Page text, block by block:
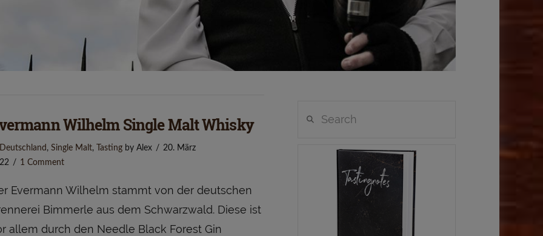
Wilhelm Single Malt Whisky
Deutschland , Single Malt, Tastingby Alex
20. März
1 Comment
Evermann Wilhelm stammt von der deutschen
Bimmerle aus dem Schwarzwald. Diese ist
allem durch den Needle Black Forest Gin